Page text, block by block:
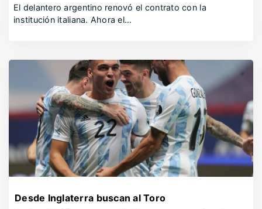
El delantero argentino renovó el contrato con la
institución italiana. Ahora el…
Desde Inglaterra buscan al Toro